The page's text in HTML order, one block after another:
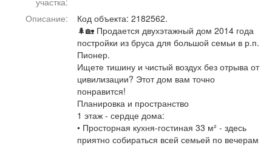
Поздравления Погода
Я - пенсионер
Описание:
Код объекта: 2182562.
🌲🏡 Продается двухэтажный дом 2014 года
постройки из бруса для большой семьи в р.п.
Пионер.
Ищете тишину и чистый воздух без отрыва от
цивилизации? Этот дом вам точно
понравится!
Планировка и пространство
1 этаж - сердце дома:
• Просторная кухня-гостиная 33 м² - здесь
приятно собираться всей семьей по вечерам